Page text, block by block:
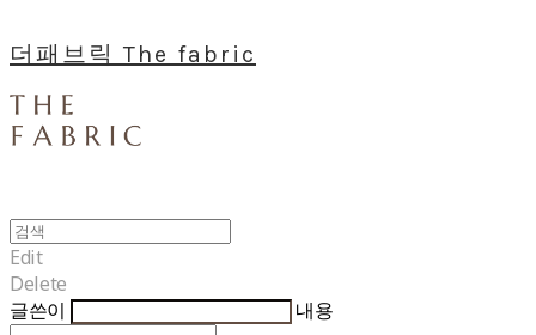
더패브릭 The fabric
Edit
Delete
글쓴이
내용